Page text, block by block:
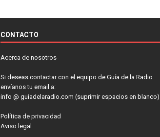
CONTACTO
Acerca de nosotros
Si deseas contactar con el equipo de Guía de la Radio
envíanos tu email a:
info @ guiadelaradio.com (suprimir espacios en blanco)
Política de privacidad
Aviso legal